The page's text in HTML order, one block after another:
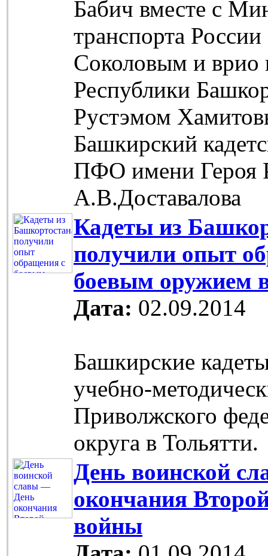
Бабич вместе с
транспорта
Соколовым и врио
Республики
Рустэмом
Башкирский
ПФО имени Героя
А.В.Доставалова
Кадеты из
получили опыт
боевым оружием
Дата: 02.09.2014
Башкирские
учебно-
Приволжского
округа в Тольятти.
День воинской
окончания
войны